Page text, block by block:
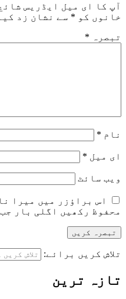
آپ کا ای میل ایڈریس
خانوں کو * سے نشان زد
تبصرہ *
نام *
ای میل *
ویب‌ سائٹ
اس براؤزر میں میرا
محفوظ رکھیں اگلی بار
تلاش کریں برائے:
تازہ ترین